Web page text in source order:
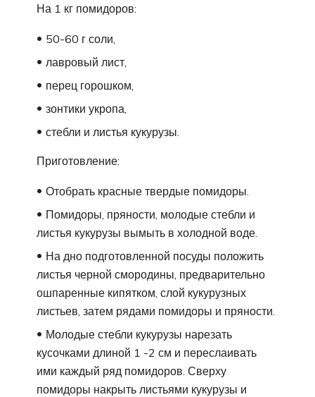
На 1 кг помидоров:
50-60 г соли,
лавровый лист,
перец горошком,
зонтики укропа,
стебли и листья кукурузы.
Приготовление:
Отобрать красные твердые помидоры.
Помидоры, пряности, молодые стебли и
листья кукурузы вымыть в холодной воде.
На дно подготовленной посуды положить
листья черной смородины, предварительно
ошпаренные кипятком, слой кукурузных
листьев, затем рядами помидоры и пряности.
Молодые стебли кукурузы нарезать
кусочками длиной 1 -2 см и переслаивать
ими каждый ряд помидоров. Сверху
помидоры накрыть листьями кукурузы и